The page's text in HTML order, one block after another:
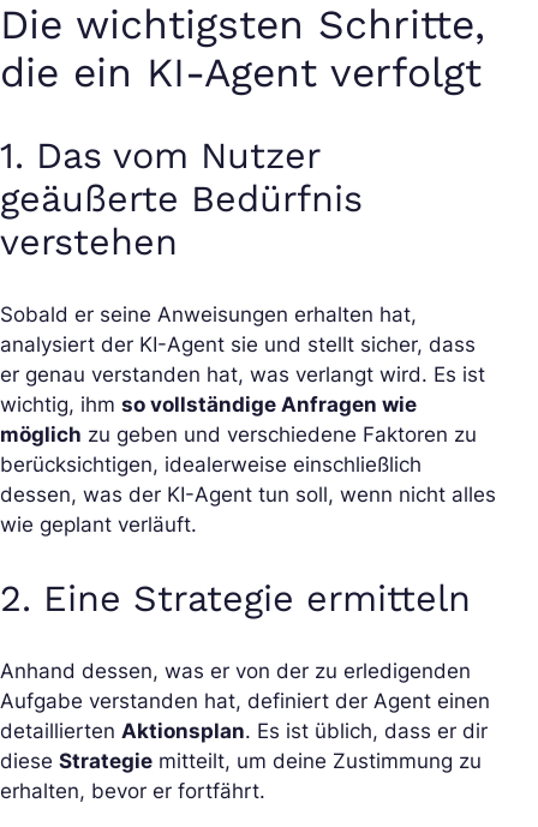
Die wichtigsten Schritte,
die ein KI-Agent verfolgt
1. Das vom Nutzer
geäußerte Bedürfnis
verstehen
Sobald er seine Anweisungen erhalten hat,
analysiert der KI-Agent sie und stellt sicher, dass
er genau verstanden hat, was verlangt wird. Es ist
wichtig, ihm so vollständige Anfragen wie
möglich zu geben und verschiedene Faktoren zu
berücksichtigen, idealerweise einschließlich
dessen, was der KI-Agent tun soll, wenn nicht alles
wie geplant verläuft.
2. Eine Strategie ermitteln
Anhand dessen, was er von der zu erledigenden
Aufgabe verstanden hat, definiert der Agent einen
detaillierten Aktionsplan. Es ist üblich, dass er dir
diese Strategie mitteilt, um deine Zustimmung zu
erhalten, bevor er fortfährt.